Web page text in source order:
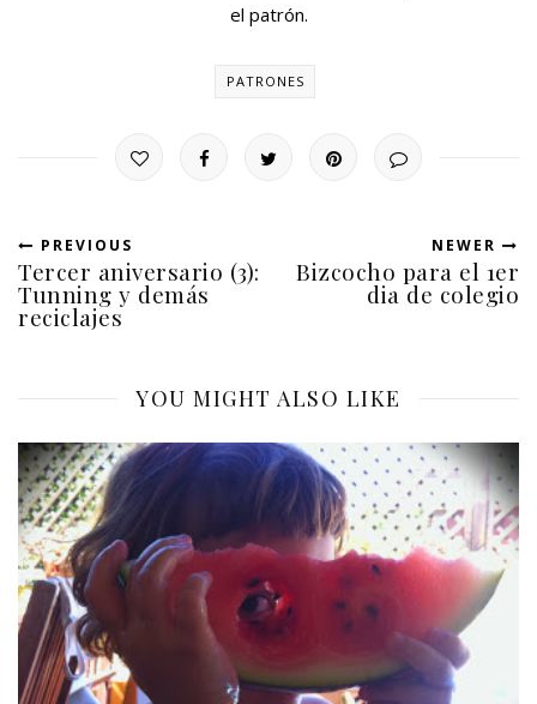
el patrón.
PATRONES
PREVIOUS
Tercer aniversario (3):
Tunning y demás
reciclajes
NEWER
Bizcocho para el 1er
dia de colegio
YOU MIGHT ALSO LIKE